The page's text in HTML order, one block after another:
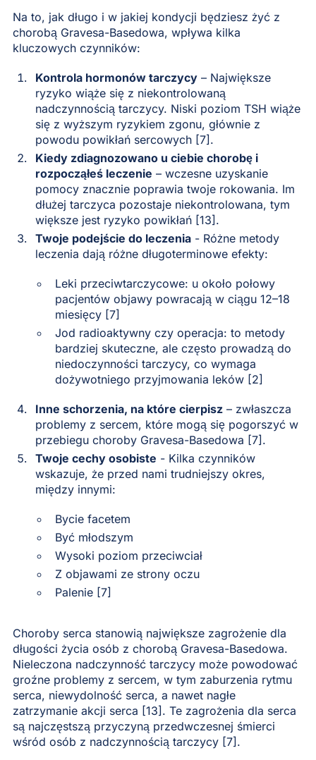
Na to, jak długo i w jakiej kondycji będziesz żyć z
chorobą Gravesa-Basedowa, wpływa kilka
kluczowych czynników:
Kontrola hormonów tarczycy– Największe
ryzyko wiąże się z niekontrolowaną
nadczynnością tarczycy. Niski poziom TSH wiąże
się z wyższym ryzykiem zgonu, głównie z
powodu powikłań sercowych [7].
Kiedy zdiagnozowano u ciebie chorobę i
rozpocząłeś leczenie – wczesne uzyskanie
pomocy znacznie poprawia twoje rokowania. Im
dłużej tarczyca pozostaje niekontrolowana, tym
większe jest ryzyko powikłań [13].
Twoje podejście do leczenia- Różne metody
leczenia dają różne długoterminowe efekty:
Leki przeciwtarczycowe: u około połowy
pacjentów objawy powracają w ciągu 12–18
miesięcy [7]
Jod radioaktywny czy operacja: to metody
bardziej skuteczne, ale często prowadzą do
niedoczynności tarczycy, co wymaga
dożywotniego przyjmowania leków [2]
Inne schorzenia, na które cierpisz– zwłaszcza
problemy z sercem, które mogą się pogorszyć w
przebiegu choroby Gravesa-Basedowa [7].
Twoje cechy osobiste - Kilka czynników
wskazuje, że przed nami trudniejszy okres,
między innymi:
Bycie facetem
Być młodszym
Wysoki poziom przeciwciał
Z objawami ze strony oczu
Palenie [7]
Choroby serca stanowią największe zagrożenie dla
długości życia osób z chorobą Gravesa-Basedowa.
Nieleczona nadczynność tarczycy może powodować
groźne problemy z sercem, w tym zaburzenia rytmu
serca, niewydolność serca, a nawet nagłe
zatrzymanie akcji serca [13]. Te zagrożenia dla serca
są najczęstszą przyczyną przedwczesnej śmierci
wśród osób z nadczynnością tarczycy [7].